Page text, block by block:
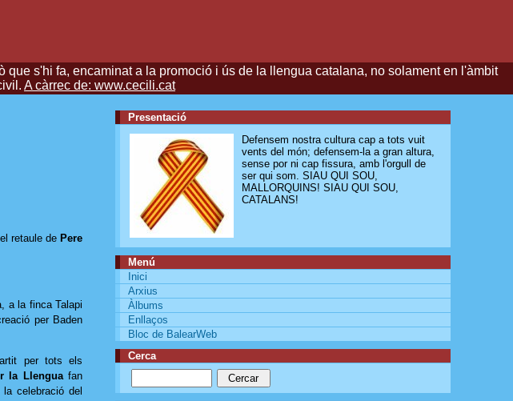
s'hi fa, encaminat a la promoció i ús de la llengua catalana, no solament en l'àmbit
A càrrec de: www.cecili.cat
retaule de Pere
a la finca Talapi
per Baden
per tots els
la Llenguafan
celebració del
Presentació
Defensem nostra cultura cap a tots vuit
vents del món; defensem-la a gran altura,
sense por ni cap fissura, amb l'orgull de
ser qui som. SIAU QUI SOU,
MALLORQUINS! SIAU QUI SOU,
CATALANS!
Menú
Inici
Arxius
Àlbums
Enllaços
Bloc de BalearWeb
Cerca